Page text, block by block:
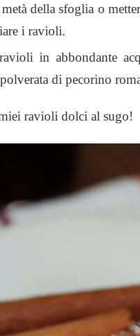
della sfoglia o
i ravioli.
in abbondante
di pecorino
ravioli dolci al sugo!